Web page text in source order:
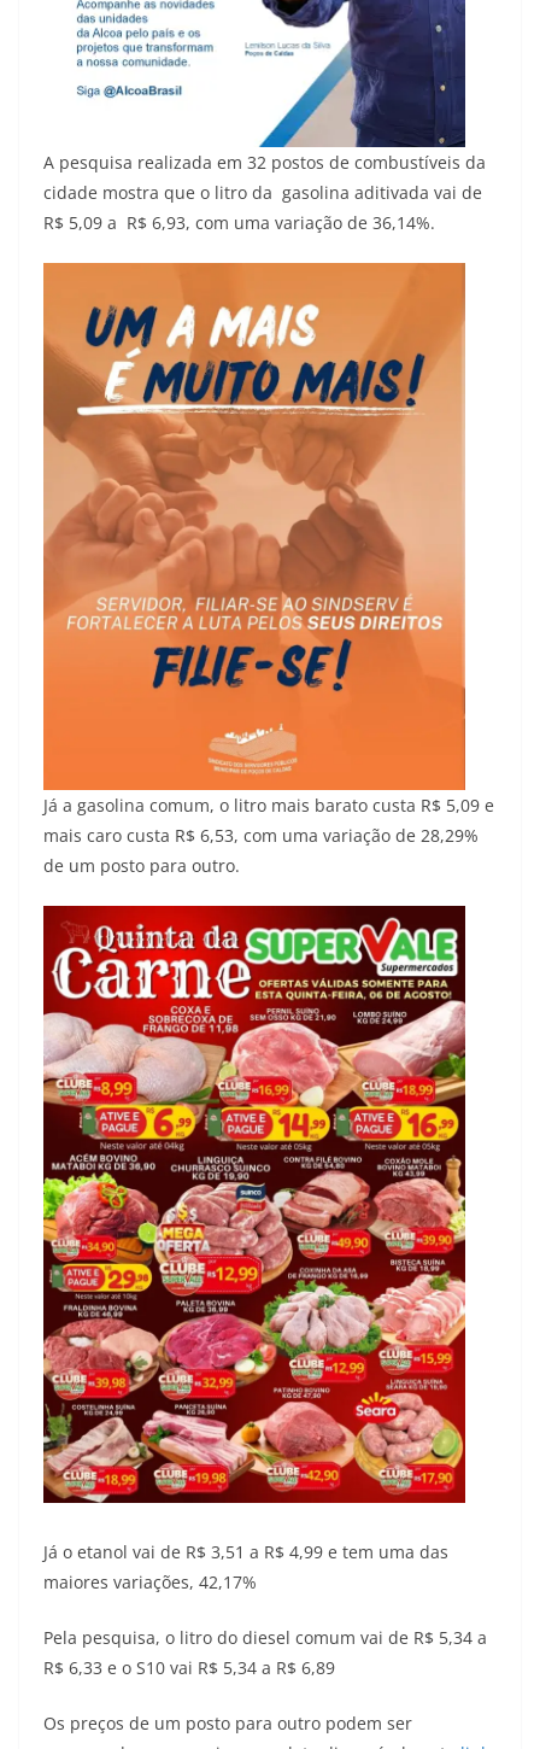
A pesquisa realizada em 32 postos de combustíveis da
cidade mostra que o litro da gasolina aditivada vai de
R$ 5,09 a R$ 6,93, com uma variação de 36,14%.
Já a gasolina comum, o litro mais barato custa R$ 5,09 e
mais caro custa R$ 6,53, com uma variação de 28,29%
de um posto para outro.
Já o etanol vai de R$ 3,51 a R$ 4,99 e tem uma das
maiores variações, 42,17%
Pela pesquisa, o litro do diesel comum vai de R$ 5,34 a
R$ 6,33 e o S10 vai R$ 5,34 a R$ 6,89
Os preços de um posto para outro podem ser